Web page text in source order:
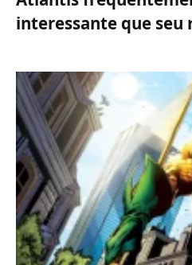
interessante que seu